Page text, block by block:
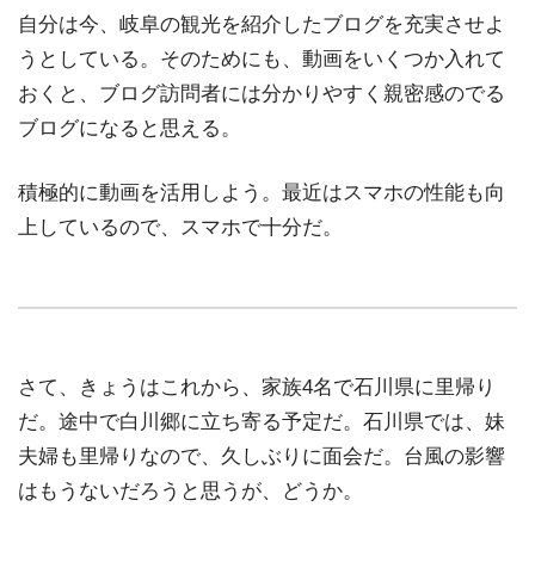
自分は今、岐阜の観光を紹介したブログを充実させよ
うとしている。そのためにも、動画をいくつか入れて
おくと、ブログ訪問者には分かりやすく親密感のでる
ブログになると思える。
積極的に動画を活用しよう。最近はスマホの性能も向
上しているので、スマホで十分だ。
さて、きょうはこれから、家族4名で石川県に里帰り
だ。途中で白川郷に立ち寄る予定だ。石川県では、妹
夫婦も里帰りなので、久しぶりに面会だ。台風の影響
はもうないだろうと思うが、どうか。